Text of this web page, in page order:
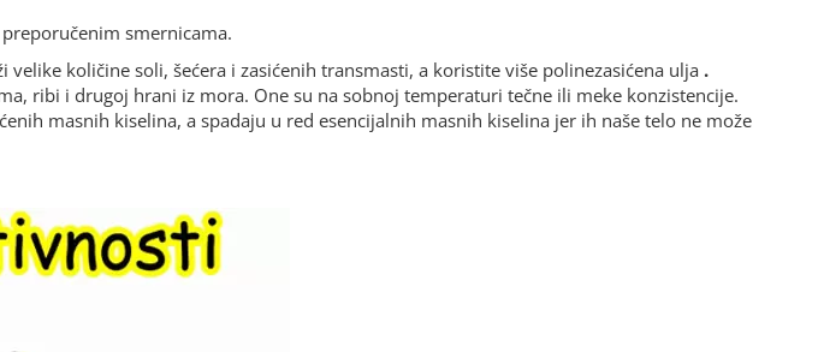
smernicama.
količine soli, šećera i zasićenih transmasti, a koristite više polinezasićena ulja .
ribi i drugoj hrani iz mora. One su na sobnoj temperaturi tečne ili meke konzistencije.
masnih kiselina, a spadaju u red esencijalnih masnih kiselina jer ih naše telo ne može